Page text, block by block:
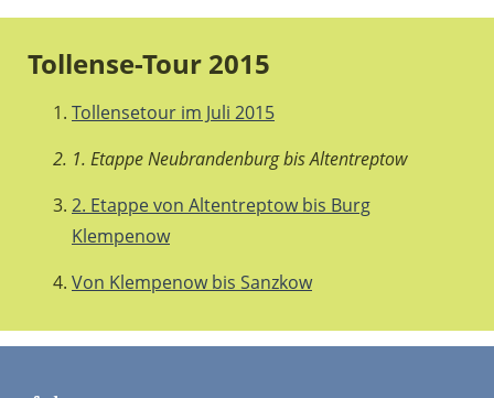
Tollense-Tour 2015
Tollensetour im Juli 2015
1. Etappe Neubrandenburg bis Altentreptow
2. Etappe von Altentreptow bis Burg
Klempenow
Von Klempenow bis Sanzkow